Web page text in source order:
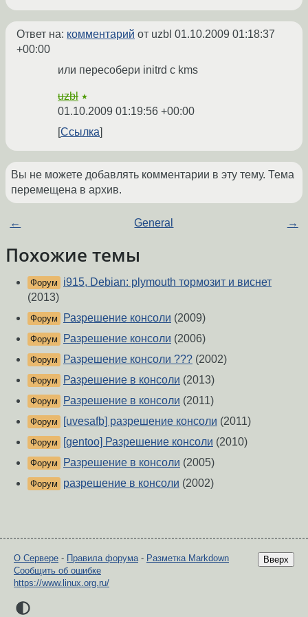
Ответ на: комментарий от uzbl 01.10.2009 01:18:37
+00:00
или пересобери initrd с kms
uzbl ★
01.10.2009 01:19:56 +00:00
Ссылка
Вы не можете добавлять комментарии в эту тему. Тема
перемещена в архив.
← General →
Похожие темы
Форум
i915, Debian: plymouth тормозит и виснет
(2013)
Форум Разрешение консоли (2009)
Форум Разрешение консоли (2006)
Форум Разрешение консоли ??? (2002)
Форум Разрешение в консоли (2013)
Форум Разрешение в консоли (2011)
Форум [uvesafb] разрешение консоли (2011)
Форум [gentoo] Разрешение консоли (2010)
Форум Разрешение в консоли (2005)
Форум разрешение в консоли (2002)
Вверх
О Сервере - Правила форума- Разметка Markdown
Сообщить об ошибке
https://www.linux.org.ru/